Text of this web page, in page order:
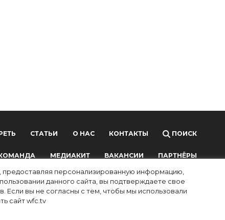
предоставляя персонализированную информацию,
данного сайта, вы подтверждаете свое
Если вы не согласны с тем, чтобы мы использовали
сайт wfc.tv
СТАТЬИ О НАС КОНТАКТЫ ПОИСК
МЕДИАКИТ ВАКАНСИИ ПАРТНЁРЫ
и массовых коммуникаций (Роскомнадзор),